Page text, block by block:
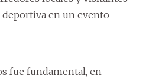
en un evento
fue fundamental, en